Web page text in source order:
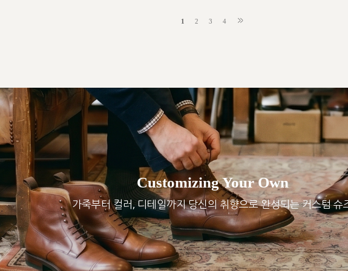
1 2 3 4
Customizing Your Own
가죽부터 컬러, 디테일까지 당신의 취향으로 완성되는 커스텀 슈